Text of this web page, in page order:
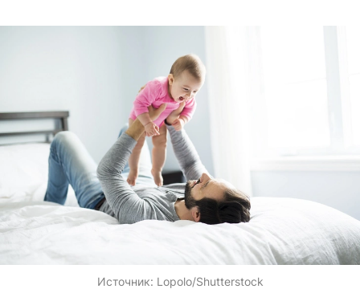
Источник: Lopolo/Shutterstock